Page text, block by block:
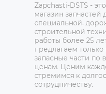
Zapchasti-DSTS -
магазин запчастей
специальной,
строительной
работы более 25
предлагаем только
запасные части по
ценам. Ценим
стремимся к
сотрудничеству.